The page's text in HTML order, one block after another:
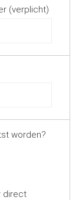
(verplicht)
worden?
direct